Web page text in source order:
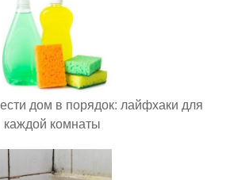
дом в порядок: лайфхаки для
каждой комнаты